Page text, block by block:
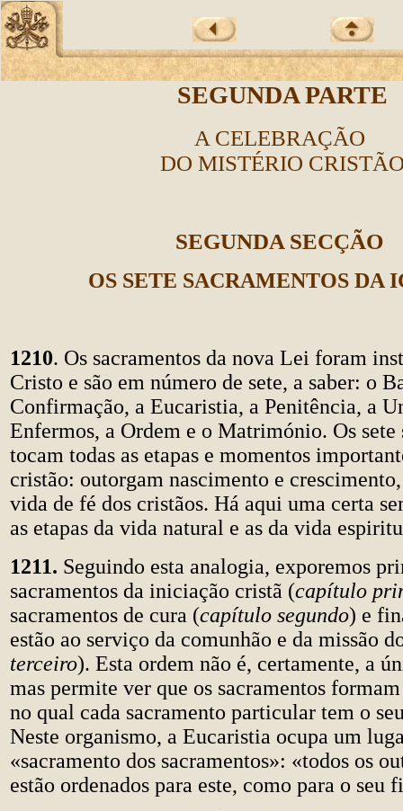
SEGUNDA PARTE
A CELEBRAÇÃO
DO MISTÉRIO
SEGUNDA SECÇÃO
OS SETE SACRAMENTOS DA
1210. Os sacramentos da nova Lei foram
Cristo e são em número de sete, a saber: o
Confirmação, a Eucaristia, a Penitência, a
Enfermos, a Ordem e o Matrimónio. Os sete
tocam todas as etapas e momentos
cristão: outorgam nascimento e
vida de fé dos cristãos. Há aqui uma certa
as etapas da vida natural e as da vida
1211. Seguindo esta analogia, exporemos
sacramentos da iniciação cristã (capítulo
sacramentos de cura (capítulo segundo) e
estão ao serviço da comunhão e da missão
terceiro). Esta ordem não é, certamente, a
mas permite ver que os sacramentos
no qual cada sacramento particular tem o
Neste organismo, a Eucaristia ocupa um
«sacramento dos sacramentos»: «todos os
estão ordenados para este, como para o seu